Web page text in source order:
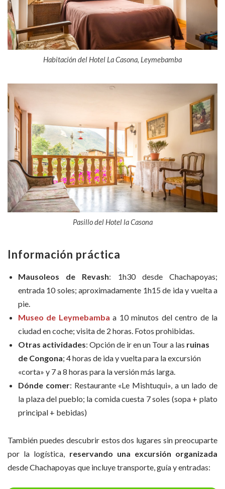
Habitación del Hotel La Casona, Leymebamba
Pasillo del Hotel la Casona
Información práctica
Mausoleos de Revash: 1h30 desde Chachapoyas;
entrada 10 soles; aproximadamente 1h15 de ida y vuelta a
pie.
Museo de Leymebamba a 10 minutos del centro de la
ciudad en coche; visita de 2 horas. Fotos prohibidas.
Otras actividades: Opción de ir en un Tour a las ruinas
de Congona; 4 horas de ida y vuelta para la excursión
«corta» y 7 a 8 horas para la versión más larga.
Dónde comer: Restaurante «Le Mishtuqui», a un lado de
la plaza del pueblo; la comida cuesta 7 soles (sopa + plato
principal + bebidas)
También puedes descubrir estos dos lugares sin preocuparte
por la logística, reservando una excursión organizada
desde Chachapoyas que incluye transporte, guía y entradas: